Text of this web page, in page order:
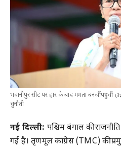
भवानीपुर सीट पर हार के बाद ममता बनर्जी पहुंचीं
चुनौती
नई दिल्ली: पश्चिम बंगाल की
गई है। तृणमूल कांग्रेस (TMC) की